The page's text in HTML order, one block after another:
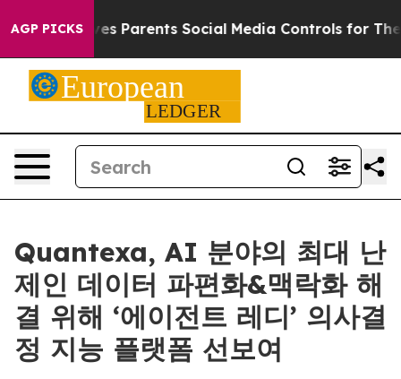
AGP PICKS
Gives Parents Social Media Controls for Their
Quantexa, AI 분야의 최대 난
제인 데이터 파편화&맥락화 해
결 위해 ‘에이전트 레디’ 의사결
정 지능 플랫폼 선보여